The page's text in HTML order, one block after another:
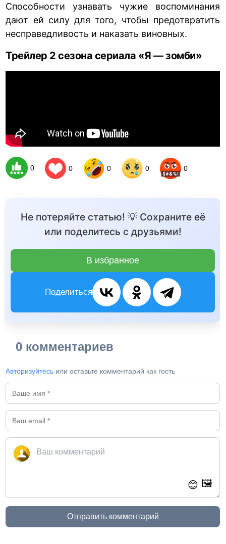
Способности узнавать чужие воспоминания
дают ей силу для того, чтобы предотвратить
несправедливость и наказать виновных.
Трейлер 2 сезона сериала «Я—зомби»
0 0 0 0 0
Не потеряйте статью! 💡 Сохраните её
или поделитесь с друзьями!
В избранное
Поделиться
0 комментариев
Авторизуйтесь или оставьте комментарий как гость
😊 🖼️
Отправить комментарий